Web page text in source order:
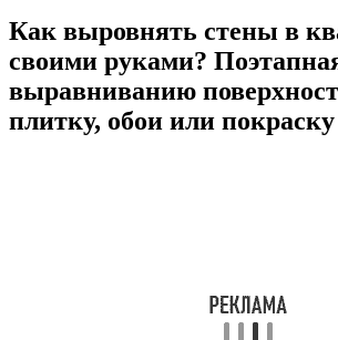
Как выровнять стены в
своими руками?
выравниванию
плитку, обои или